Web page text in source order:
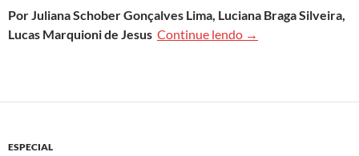
PorJuliana Schober Gonçalves Lima, Luciana Braga Silveira,
Lucas Marquioni de Jesus Continue lendo Plástico: na maré,
→
ESPECIAL